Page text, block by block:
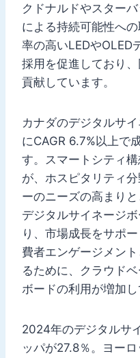
クドナルドやスター
による持続可能性へ
率の高いLEDやOLED
採用を促進しており
貢献しています。
カナダのデジタルサ
にCAGR 6.7%以上で
す。スマートシティ
が、ホスピタリティ
ーのニーズの高まり
デジタルサイネージ
り、市場成長をサポ
費者エンゲージメン
るために、クラウド
ボードの利用が増加し
2024年のデジタルサ
ッパが27.8％。ヨー